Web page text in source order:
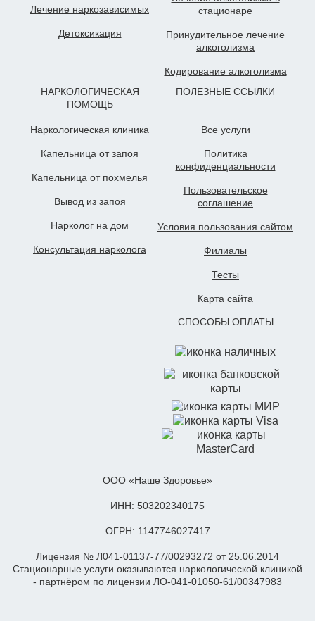
Лечение наркозависимых
Детоксикация
стационаре
Принудительное лечение
алкоголизма
Кодирование алкоголизма
НАРКОЛОГИЧЕСКАЯ
ПОМОЩЬ
Наркологическая клиника
Капельница от запоя
Капельница от похмелья
Вывод из запоя
Нарколог на дом
Консультация нарколога
ПОЛЕЗНЫЕ ССЫЛКИ
Все услуги
Политика
конфиденциальности
Пользовательское
cоглашение
Условия пользования сайтом
Филиалы
Тесты
Карта сайта
СПОСОБЫ ОПЛАТЫ
ООО «Наше Здоровье»
ИНН: 503202340175
ОГРН: 1147746027417
Лицензия № Л041-01137-77/00293272 от 25.06.2014
Стационарные услуги оказываются наркологической клиникой
- партнёром по лицензии ЛО-041-01050-61/00347983